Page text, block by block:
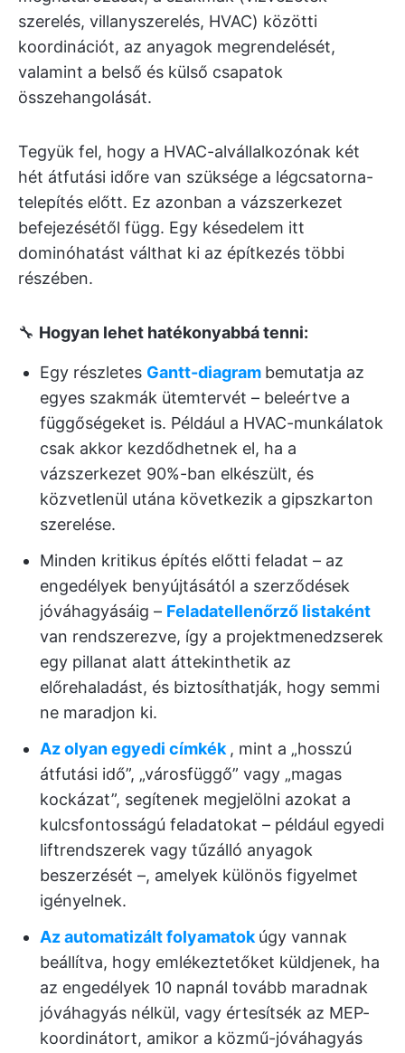
szerelés, villanyszerelés, HVAC) közötti
koordinációt, az anyagok megrendelését,
valamint a belső és külső csapatok
összehangolását.
Tegyük fel, hogy a HVAC-alvállalkozónak két
hét átfutási időre van szüksége a légcsatorna-
telepítés előtt. Ez azonban a vázszerkezet
befejezésétől függ. Egy késedelem itt
dominóhatást válthat ki az építkezés többi
részében.
🔧 Hogyan lehet hatékonyabbá tenni:
Egy részletes Gantt-diagram bemutatja az
egyes szakmák ütemtervét – beleértve a
függőségeket is. Például a HVAC-munkálatok
csak akkor kezdődhetnek el, ha a
vázszerkezet 90%-ban elkészült, és
közvetlenül utána következik a gipszkarton
szerelése.
Minden kritikus építés előtti feladat – az
engedélyek benyújtásától a szerződések
jóváhagyásáig – Feladatellenőrző listaként
van rendszerezve, így a projektmenedzserek
egy pillanat alatt áttekinthetik az
előrehaladást, és biztosíthatják, hogy semmi
ne maradjon ki.
Az olyan egyedi címkék , mint a „hosszú
átfutási idő”, „városfüggő” vagy „magas
kockázat”, segítenek megjelölni azokat a
kulcsfontosságú feladatokat – például egyedi
liftrendszerek vagy tűzálló anyagok
beszerzését –, amelyek különös figyelmet
igényelnek.
Az automatizált folyamatok úgy vannak
beállítva, hogy emlékeztetőket küldjenek, ha
az engedélyek 10 napnál tovább maradnak
jóváhagyás nélkül, vagy értesítsék az MEP-
koordinátort, amikor a közmű-jóváhagyás